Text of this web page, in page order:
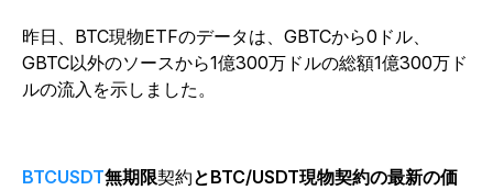
昨日、BTC現物ETFのデータは、GBTCから0ドル、
GBTC以外のソースから1億300万ドルの総額1億300万ド
ルの流入を示しました。
BTCUSDT無期限契約とBTC/USDT現物契約の最新の価